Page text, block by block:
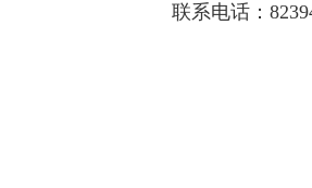
联系电话：